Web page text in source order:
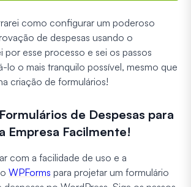
como configurar um poderoso
de despesas usando o
por esse processo e sei os passos
lo o mais tranquilo possível, mesmo que
criação de formulários!
de Despesas para
Empresa Facilmente!
com a facilidade de uso e a
WPForms para projetar um formulário